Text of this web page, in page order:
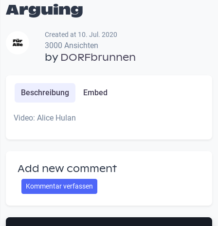
Arguing
Created at 10. Jul. 2020
3000 Ansichten
by DORFbrunnen
Beschreibung Embed
Video: Alice Hulan
Add new comment
Kommentar verfassen